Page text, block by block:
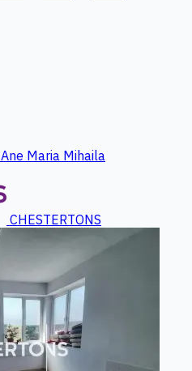
Ane Maria Mihaila
CHESTERTONS